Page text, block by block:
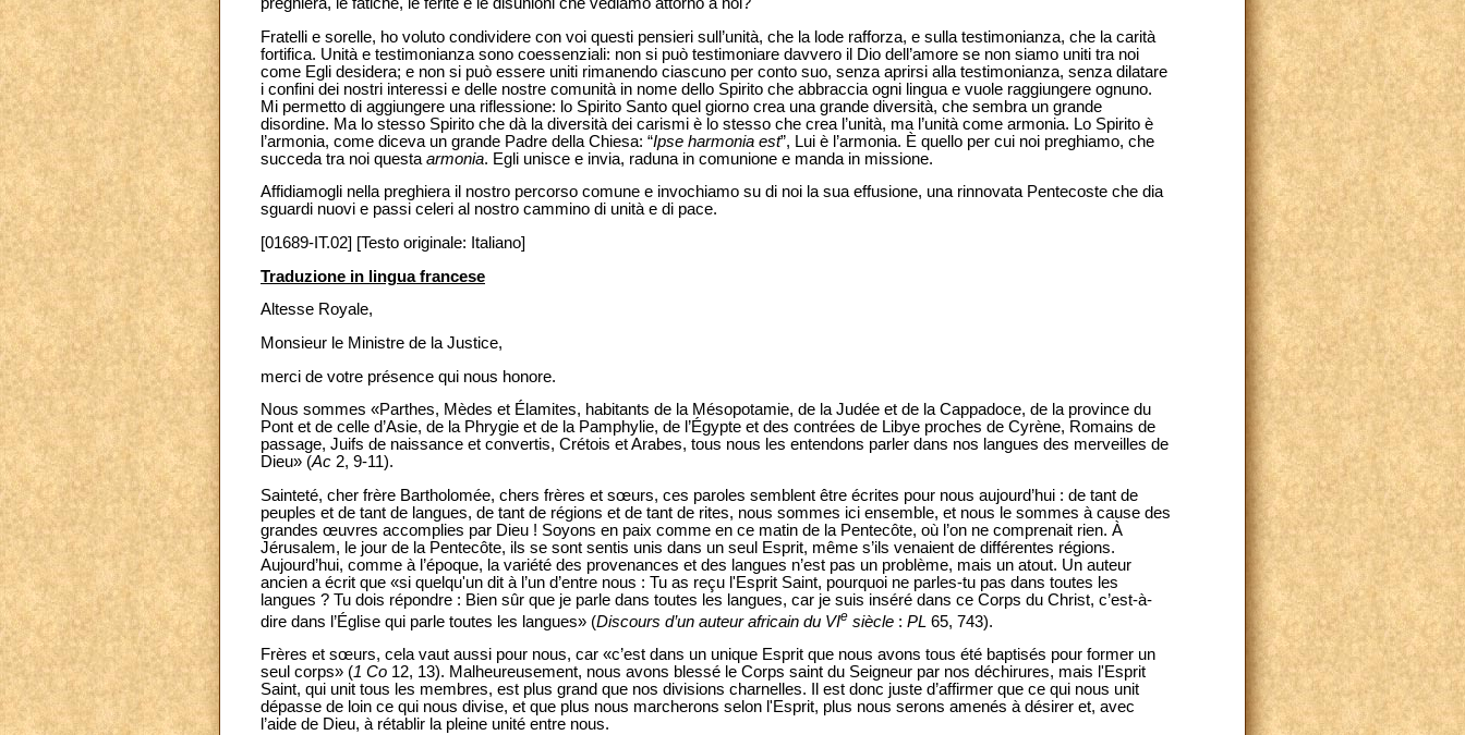
Fratelli e sorelle, ho voluto condividere con voi questi pensieri sull’unità, che la lode rafforza, e sulla testimonianza, che la carità
fortifica. Unità e testimonianza sono coessenziali: non si può testimoniare davvero il Dio dell’amore se non siamo uniti tra noi
come Egli desidera; e non si può essere uniti rimanendo ciascuno per conto suo, senza aprirsi alla testimonianza, senza dilatare
i confini dei nostri interessi e delle nostre comunità in nome dello Spirito che abbraccia ogni lingua e vuole raggiungere ognuno.
Mi permetto di aggiungere una riflessione: lo Spirito Santo quel giorno crea una grande diversità, che sembra un grande
disordine. Ma lo stesso Spirito che dà la diversità dei carismi è lo stesso che crea l’unità, ma l’unità come armonia. Lo Spirito è
l’armonia, come diceva un grande Padre della Chiesa: “Ipse harmonia est”, Lui è l’armonia. È quello per cui noi preghiamo, che
succeda tra noi questa armonia. Egli unisce e invia, raduna in comunione e manda in missione.
Affidiamogli nella preghiera il nostro percorso comune e invochiamo su di noi la sua effusione, una rinnovata Pentecoste che dia
sguardi nuovi e passi celeri al nostro cammino di unità e di pace.
[01689-IT.02] [Testo originale: Italiano]
Traduzione in lingua francese
Altesse Royale,
Monsieur le Ministre de la Justice,
merci de votre présence qui nous honore.
Nous sommes «Parthes, Mèdes et Élamites, habitants de la Mésopotamie, de la Judée et de la Cappadoce, de la province du
Pont et de celle d’Asie, de la Phrygie et de la Pamphylie, de l’Égypte et des contrées de Libye proches de Cyrène, Romains de
passage, Juifs de naissance et convertis, Crétois et Arabes, tous nous les entendons parler dans nos langues des merveilles de
Dieu» (Ac 2, 9-11).
Sainteté, cher frère Bartholomée, chers frères et sœurs, ces paroles semblent être écrites pour nous aujourd’hui : de tant de
peuples et de tant de langues, de tant de régions et de tant de rites, nous sommes ici ensemble, et nous le sommes à cause des
grandes œuvres accomplies par Dieu ! Soyons en paix comme en ce matin de la Pentecôte, où l’on ne comprenait rien. À
Jérusalem, le jour de la Pentecôte, ils se sont sentis unis dans un seul Esprit, même s’ils venaient de différentes régions.
Aujourd’hui, comme à l’époque, la variété des provenances et des langues n’est pas un problème, mais un atout. Un auteur
ancien a écrit que «si quelqu'un dit à l’un d’entre nous : Tu as reçu l'Esprit Saint, pourquoi ne parles-tu pas dans toutes les
langues ? Tu dois répondre : Bien sûr que je parle dans toutes les langues, car je suis inséré dans ce Corps du Christ, c’est-à-
dire dans l’Église qui parle toutes les langues» (Discours d’un auteur africain du VIe siècle : PL 65, 743).
Frères et sœurs, cela vaut aussi pour nous, car «c’est dans un unique Esprit que nous avons tous été baptisés pour former un
seul corps» (1 Co 12, 13). Malheureusement, nous avons blessé le Corps saint du Seigneur par nos déchirures, mais l'Esprit
Saint, qui unit tous les membres, est plus grand que nos divisions charnelles. Il est donc juste d’affirmer que ce qui nous unit
dépasse de loin ce qui nous divise, et que plus nous marcherons selon l'Esprit, plus nous serons amenés à désirer et, avec
l’aide de Dieu, à rétablir la pleine unité entre nous.